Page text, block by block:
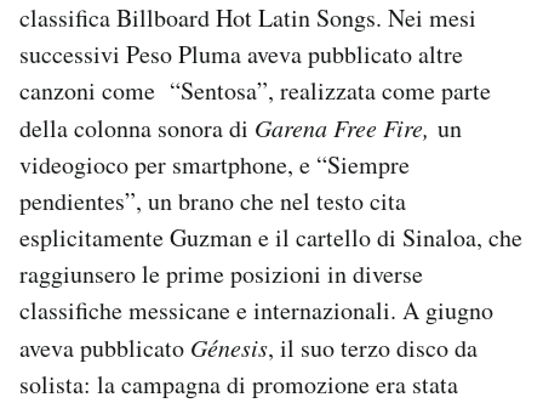
classifica Billboard Hot Latin Songs. Nei mesi
successivi Peso Pluma aveva pubblicato altre
canzoni come “Sentosa”, realizzata come parte
della colonna sonora di Garena Free Fire, un
videogioco per smartphone, e “Siempre
pendientes”, un brano che nel testo cita
esplicitamente Guzman e il cartello di Sinaloa, che
raggiunsero le prime posizioni in diverse
classifiche messicane e internazionali. A giugno
aveva pubblicato Génesis, il suo terzo disco da
solista: la campagna di promozione era stata